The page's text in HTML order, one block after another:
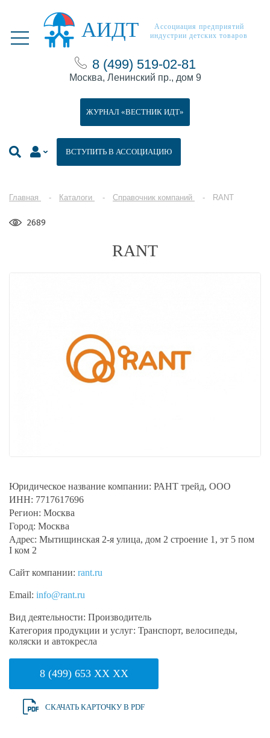
АИДТ
Ассоциация предприятий
индустрии детских товаров
8 (499) 519-02-81
Москва, Ленинский пр., дом 9
ВСТУПИТЬ В АССОЦИАЦИЮ
ЖУРНАЛ «ВЕСТНИК ИДТ»
Главная Каталоги Справочник компаний RANT
2689
RANT
Юридическое название компании: РАНТ трейд, ООО
ИНН: 7717617696
Регион: Москва
Город: Москва
Адрес: Мытищинская 2-я улица, дом 2 строение 1, эт 5 пом
I ком 2
Сайт компании: rant.ru
Email: info@rant.ru
Вид деятельности: Производитель
Категория продукции и услуг: Транспорт, велосипеды,
коляски и автокресла
8 (499) 653 XX XX
СКАЧАТЬ КАРТОЧКУ В PDF